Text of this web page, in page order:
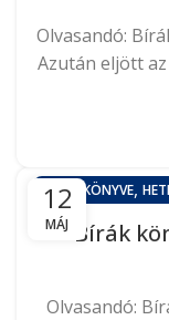
Olvasandó:
Azután eljött
12
MÁJ
BÍRÁK KÖNYVE,
Bírák
Olvasandó: